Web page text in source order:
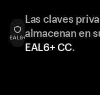
Las claves
almacenan en
EAL6+ CC.